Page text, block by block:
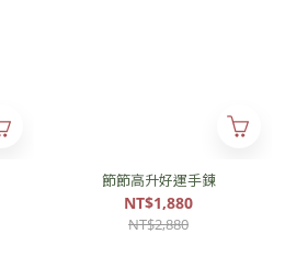
節節高升好運手鍊
NT$1,880
NT$2,880